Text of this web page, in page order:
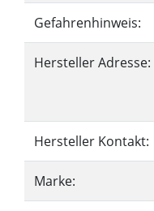
Gefahrenhinweis:
Hersteller Adresse:
Hersteller Kontakt:
Marke: